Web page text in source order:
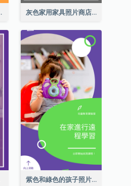
限時動態 灰色家用家具照片商店開業Instagram限時動態
紫色和綠色的孩子照片遠程學習Instagram限時動態